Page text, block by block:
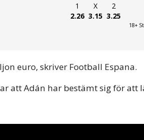
1
2.26
X
3.15
2
3.25
18+
euro, skriver Football Espana.
att Adán har bestämt sig för att